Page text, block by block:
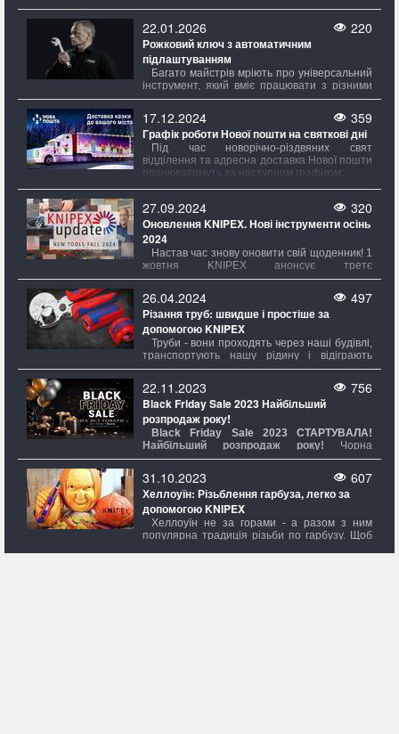
увагу на потужність – саме вона визначає,
наскільки добре прилад боротиметься з
пилом і всяким дрібним соромом, який
завжди з'являється нізвідки.
22.01.2026 220
Рожковий ключ з автоматичним
підлаштуванням
Багато майстрів мріють про універсальний
інструмент, який вміє працювати з різними
метричними та дюймовими розмірами. Вони
хочуть, щоб один ключ міг замінити цілий
набір ріжкових ключів, автоматично
підлаштовуючись під гайки та гвинти різних
діаметрів.
17.12.2024 359
Графік роботи Нової пошти на святкові дні
Під час новорічно-різдвяних свят
відділення та адресна доставка Нової пошти
працюватимуть за наступним графіком:
27.09.2024 320
Оновлення KNIPEX. Нові інструменти осінь
2024
Настав час знову оновити свій щоденник! 1
жовтня KNIPEX анонсує третє
KNIPEXоновлення цього року, та знову
26.04.2024 497
Різання труб: швидше і простіше за
допомогою KNIPEX
Труби - вони проходять через наші будівлі,
транспортують нашу рідину і відіграють
вирішальну роль у численних галузях
промисловості. Від водопровідних та газових
труб до систем опалення та
кондиціонування, труби є незамінними
будівельними елементами нашого сучасного
світу.
22.11.2023 756
Black Friday Sale 2023 Найбільший
розпродаж року!
Black Friday Sale 2023 СТАРТУВAЛА!
Найбільший розпродаж року! Чорна
п’ятниця — найбільший розпродаж року,
який пройде з 23.11.23 до 30.11.23 в магазині
Evroinstrument.com. На вас чекають знижки
на всі товари. Чорна п’ятниця — той день,
коли можна зробити бажану покупку зі
знижкою на всі товари незалежно від суми
покупки.
31.10.2023 607
Хеллоуїн: Різьблення гарбуза, легко за
допомогою KNIPEX
Хеллоуїн не за горами - а разом з ним
популярна традиція різьби по гарбузу. Щоб